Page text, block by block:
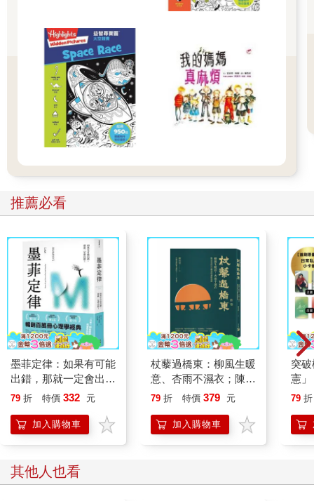
風，小玄和小武趕緊從娃娃的外套口袋裡探出頭來，朝她的鞋子
除了阿志，沒人發現娃娃腳下出現異樣。他迅速跑上前幫忙，跟
娃娃合力把那個瘦小的同學拉下來；娃娃也趁機動動腳，擺脫冰
塊的束縛，再度恢復行動力。
「風太大了。大家手拉手，慢慢走回教室！」老師慌張的大喊。
每個人立即聽從命令，頂著強風，一起吃力的往前走，有人甚至
勾肩搭背，就是不要落單。一進教室，同學們個個驚魂未定，直
到關上門窗之後，才終於鬆了一口氣。
老師讓大家先坐下來休息一下，然後她打開手機注意即時新聞，
隨即露出驚恐的表情，高聲說：「巴黎、東京、上海、雪梨、紐
約……世界各地都遭到狂風侵襲，不少地方還出現龍捲風！狂風
「真可怕！」大家面面相覷，不約而同的說。
這時，風息了。同學們打開窗戶，發現窗外恢復了往常的平靜景
象，好似什麼事都沒發生過。大家訝異的看著彼此，又看看老
師，老半天說不出話來。
放學後，一回到家，阿志和娃娃急著跟爸媽分享這件怪事。
「剛才我去買菜途中也遇到狂風，還好我趕緊躲進便利商店
裡。」爸爸說。
媽媽也心有餘悸的說：「我剛從郵局辦完事走出來，大風竟然把
我的存摺吹到對街去，還好我即時撿回來，但也摔了一跤，所幸
沒有受傷。」
用過晚餐後，全家打開電視看新聞，見到了世界各地遭龍捲風肆
「不對呀！」爸爸疑惑的說：「雖然世界各地都有可能出現龍捲
風，但今天同一時間在不同地方颳起了龍捲風，實在太奇怪
了。」
風，雖然沒有造成傷亡，卻引發不少民眾恐慌。」媽媽擔心的
說：「所以大家出門千萬要小心，萬一遇到了，就趕緊躲進建築
推薦必看
墨菲定律：如果有可能
出錯，那就一定會出
錯！（令人深思的行為
心理效應！暢銷百萬冊
的日常行為心理指南）
79 折 特價 332 元
加入購物車
杖藜過橋東：柳風生暖
意、杏雨不濕衣；陳亮
恭談以心轉境的適齡漫
79 折 特價 379 元
加入購物車
突
憲
台
「
79 折
其他人也看